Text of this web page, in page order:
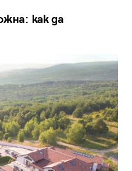
как да